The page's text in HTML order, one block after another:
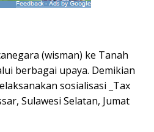
(wisman) ke Tanah
berbagai upaya. Demikian
sosialisasi _Tax
Sulawesi Selatan, Jumat